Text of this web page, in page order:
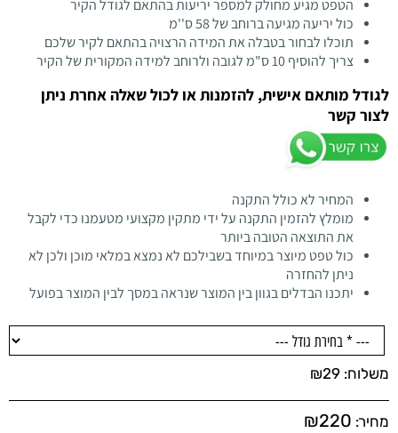
הטפט מגיע מחולק למספר יריעות בהתאם לגודל הקיר
כול יריעה מגיעה ברוחב של 58 ס''מ
תוכלו לבחור בטבלה את המידה הרצויה בהתאם לקיר שלכם
צריך להוסיף 10 ס"מ לגובה ולרוחב למידה המקורית של הקיר
לגודל מותאם אישית, להזמנות או לכול שאלה אחרת ניתן
לצור קשר
המחיר לא כולל התקנה
מומלץ להזמין התקנה על ידי מתקין מקצועי מטעמנו כדי לקבל
את התוצאה הטובה ביותר
כול טפט מיוצר במיוחד בשבילכם לא נמצא במלאי מוכן ולכן לא
ניתן להחזרה
יתכנו הבדלים בגוון בין המוצר שנראה במסך לבין המוצר בפועל
משלוח: ₪29
מחיר: ₪220